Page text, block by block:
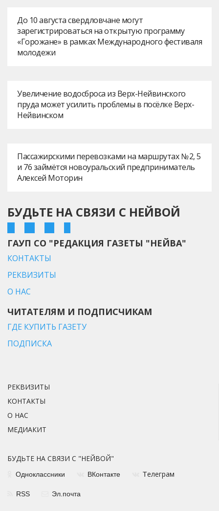
До 10 августа свердловчане могут
зарегистрироваться на открытую программу
«Горожане» в рамках Международного фестиваля
молодежи
Увеличение водосброса из Верх-Нейвинского
пруда может усилить проблемы в посёлке Верх-
Нейвинском
Пассажирскими перевозками на маршрутах № 2, 5
и 76 займётся новоуральский предприниматель
Алексей Моторин
БУДЬТЕ НА СВЯЗИ С НЕЙВОЙ
ГАУП СО "РЕДАКЦИЯ ГАЗЕТЫ "НЕЙВА"
КОНТАКТЫ
РЕКВИЗИТЫ
О НАС
ЧИТАТЕЛЯМ И ПОДПИСЧИКАМ
ГДЕ КУПИТЬ ГАЗЕТУ
ПОДПИСКА
РЕКВИЗИТЫ
КОНТАКТЫ
О НАС
МЕДИАКИТ
БУДЬТЕ НА СВЯЗИ С "НЕЙВОЙ"
Одноклассники ВКонтакте Телеграм
RSS Эл.почта